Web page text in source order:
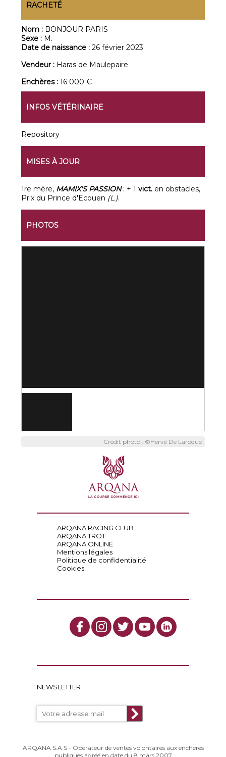
RACHETÉ
Nom : BONJOUR PARIS
Sexe : M.
Date de naissance :26 février 2023
Vendeur : Haras de Maulepaire
Enchères :16 000 €
INFOS VÉTÉRINAIRE
Repository
MISES À JOUR
1re mère, MAMIX'S PASSION: + 1vict. en obstacles,
Prix du Prince d'Ecouen (L.).
PHOTOS
Crédit photo : ©Hervé De Laroque
ARQANA RACING CLUB
ARQANA TROT
ARQANA ONLINE
Mentions légales
Politique de confidentialité
Cookies
NEWSLETTER
ARQANA S.A.S - Opérateur de ventes volontaires aux enchères
publiques agréé en date du 8 mars 2007